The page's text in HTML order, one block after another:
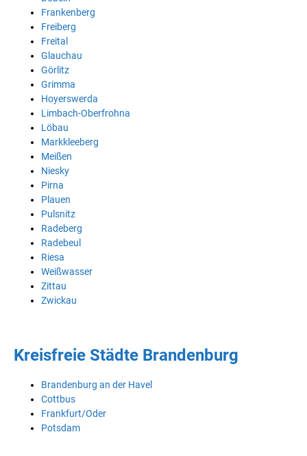
Frankenberg
Freiberg
Freital
Glauchau
Görlitz
Grimma
Hoyerswerda
Limbach-Oberfrohna
Löbau
Markkleeberg
Meißen
Niesky
Pirna
Plauen
Pulsnitz
Radeberg
Radebeul
Riesa
Weißwasser
Zittau
Zwickau
Kreisfreie Städte Brandenburg
Brandenburg an der Havel
Cottbus
Frankfurt/Oder
Potsdam